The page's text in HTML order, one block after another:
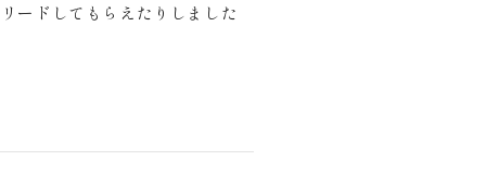
ードしてもらえたりしました